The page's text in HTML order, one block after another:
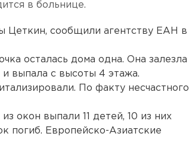
в больнице.
Цеткин, сообщили агентству ЕАН в
осталась дома одна. Она залезла
выпала с высоты 4 этажа.
По факту несчастного
окон выпали 11 детей, 10 из них
погиб. Европейско-Азиатские